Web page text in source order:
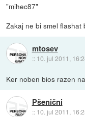
"mihec87"
Zakaj ne bi smel
mtosev
:: 10. jul 2011,
Ker noben bios razen
Pšenični
:: 10. jul 2011,